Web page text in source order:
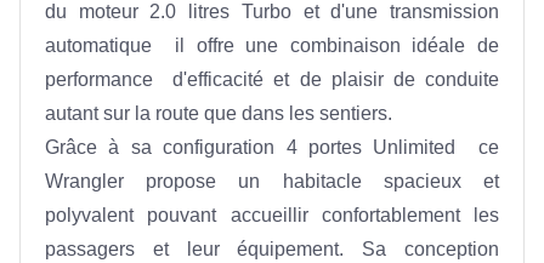
du moteur 2.0 litres Turbo et d'une transmission
automatique  il offre une combinaison idéale de
performance  d'efficacité et de plaisir de conduite
autant sur la route que dans les sentiers.
Grâce à sa configuration 4 portes Unlimited  ce
Wrangler propose un habitacle spacieux et
polyvalent pouvant accueillir confortablement les
passagers et leur équipement. Sa conception